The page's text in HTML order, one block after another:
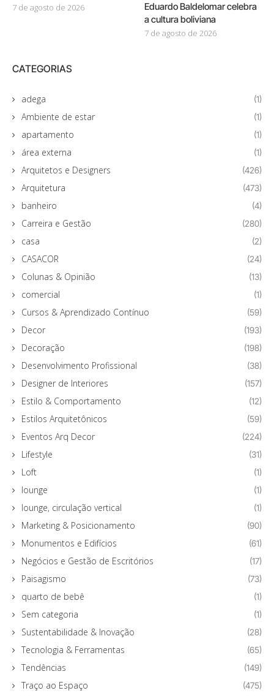
7 de agosto de 2026
Eduardo Baldelomar celebra
a cultura boliviana
7 de agosto de 2026
CATEGORIAS
adega (1)
Ambiente de estar (1)
apartamento (1)
área externa (1)
Arquitetos e Designers (426)
Arquitetura (473)
banheiro (4)
Carreira e Gestão (280)
casa (2)
CASACOR (24)
Colunas & Opinião (13)
comercial (1)
Cursos & Aprendizado Contínuo (59)
Decor (193)
Decoração (198)
Desenvolvimento Profissional (38)
Designer de Interiores (157)
Estilo & Comportamento (12)
Estilos Arquitetônicos (59)
Eventos Arq Decor (224)
Lifestyle (31)
Loft (1)
lounge (1)
lounge, circulação vertical (1)
Marketing & Posicionamento (90)
Monumentos e Edifícios (61)
Negócios e Gestão de Escritórios (17)
Paisagismo (73)
quarto de bebê (1)
Sem categoria (1)
Sustentabilidade & Inovação (28)
Tecnologia & Ferramentas (65)
Tendências (149)
Traço ao Espaço (475)